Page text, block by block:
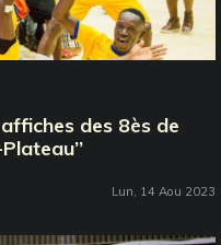
des 8ès de
Lun, 14 Aou 2023